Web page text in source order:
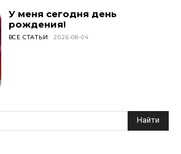
У меня сегодня день
рождения!
ВСЕ СТАТЬИ 2026-08-04
Найти